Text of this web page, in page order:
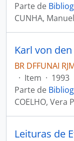
Parte de
CUNHA,
Karl von
BR DFFUNAI
· Item · 1993
Parte de
COELHO, Vera
Leituras de